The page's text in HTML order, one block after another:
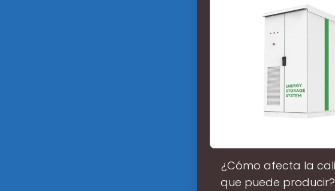
¿Cómo afecta la
que puede